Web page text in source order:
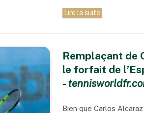
Lire la suite
Remplaçant de
le forfait de
-
Bien que Carlos